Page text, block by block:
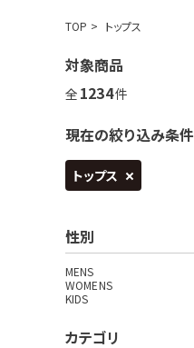
TOP トップス
対象商品
全 1234件
現在の絞り込み条件
トップス
性別
MENS
WOMENS
KIDS
カテゴリ